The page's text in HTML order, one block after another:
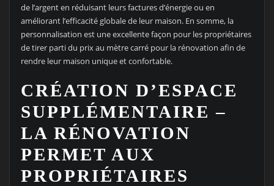
de l’argent en réduisant leurs factures d’énergie ou en
améliorant l’efficacité globale de leur maison. En somme, la
personnalisation est une excellente façon pour les propriétaires
de tirer parti du prix au mètre carré pour la rénovation afin de
rendre leur maison unique et confortable.
CRÉATION D’ESPACE
SUPPLÉMENTAIRE –
LA RÉNOVATION
PERMET AUX
PROPRIÉTAIRES